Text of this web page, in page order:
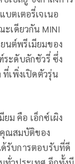
บตเตอรี่เจเนอ
เดียวกัน MINI
นต์พรีเมียมของ
ะดับลักชัวรี่ ซึ่ง
เพิ่งเปิดตัวรุ่น
ม คือ เอ็กซ์เผิง
คุณสมบัติของ
รับการตอบรับที่ดี